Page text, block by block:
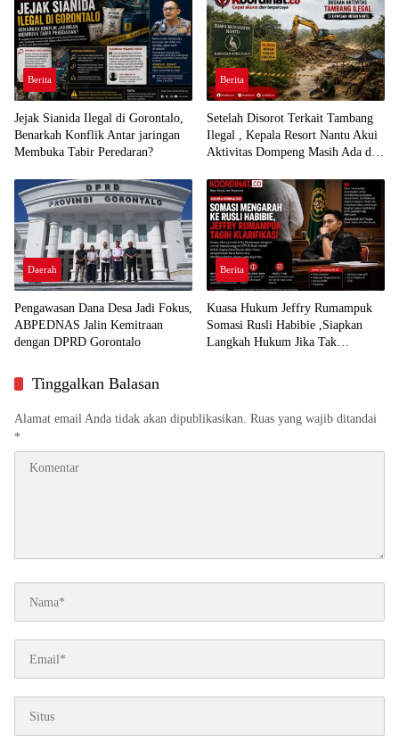
Berita
Jejak Sianida Ilegal di Gorontalo,
Benarkah Konflik Antar jaringan
Membuka Tabir Peredaran?
Berita
Setelah Disorot Terkait Tambang
Ilegal , Kepala Resort Nantu Akui
Aktivitas Dompeng Masih Ada di
Daerah
Pengawasan Dana Desa Jadi Fokus,
ABPEDNAS Jalin Kemitraan
dengan DPRD Gorontalo
Berita
Kuasa Hukum Jeffry Rumampuk
Somasi Rusli Habibie ,Siapkan
Langkah Hukum Jika Tak
Tinggalkan Balasan
Alamat email Anda tidak akan dipublikasikan. Ruas yang wajib ditandai
*